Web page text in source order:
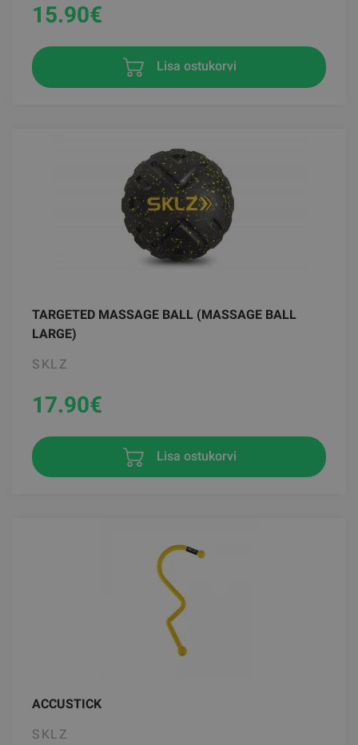
15.90€
Lisa ostukorvi
TARGETED MASSAGE BALL (MASSAGE BALL
LARGE)
SKLZ
17.90€
Lisa ostukorvi
ACCUSTICK
SKLZ